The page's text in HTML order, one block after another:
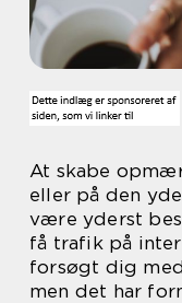
At skabe
eller på den
være yderst
få trafik på
forsøgt dig
men det har